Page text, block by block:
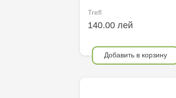
Trefl
140.00 лей
Добавить в корзину